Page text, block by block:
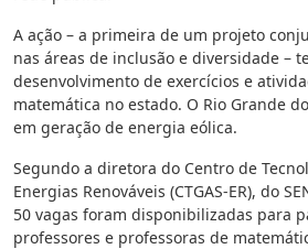
A ação – a primeira de um projeto
nas áreas de inclusão e diversidade –
desenvolvimento de exercícios e
matemática no estado. O Rio Grande
em geração de energia eólica.
Segundo a diretora do Centro de
Energias Renováveis (CTGAS-ER), do
50 vagas foram disponibilizadas para
professores e professoras de